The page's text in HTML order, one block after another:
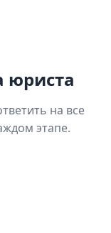
юриста
на все
этапе.